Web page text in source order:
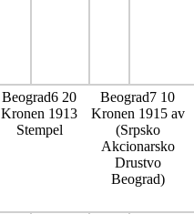
Beograd6 20
Kronen 1913
Stempel
Beograd7 10
Kronen 1915 av
(Srpsko
Akcionarsko
Drustvo
Beograd)